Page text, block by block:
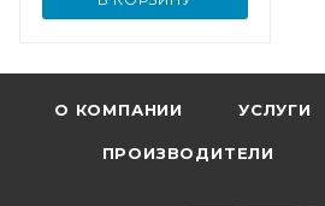
О КОМПАНИИ УСЛУГИ
ПРОИЗВОДИТЕЛИ